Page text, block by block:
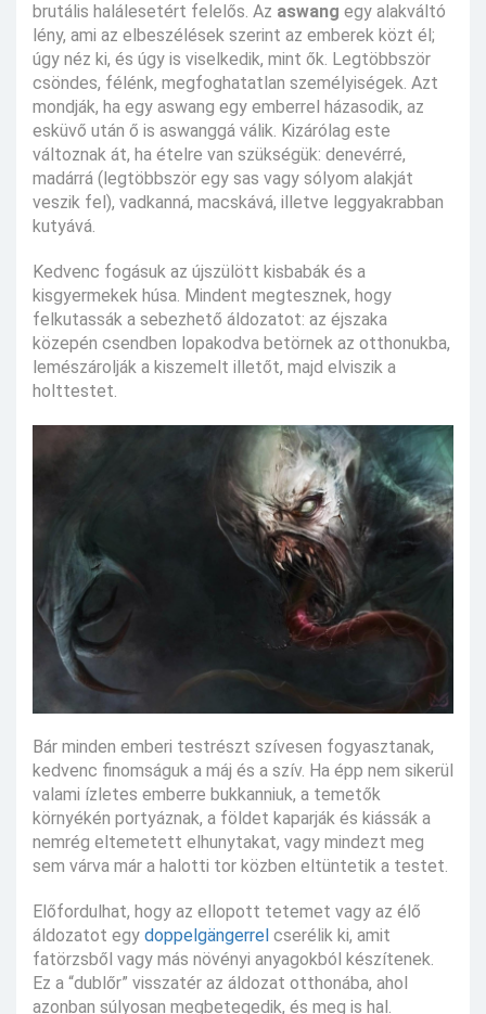
brutális halálesetért felelős. Az aswang egy alakváltó
lény, ami az elbeszélések szerint az emberek közt él;
úgy néz ki, és úgy is viselkedik, mint ők. Legtöbbször
csöndes, félénk, megfoghatatlan személyiségek. Azt
mondják, ha egy aswang egy emberrel házasodik, az
esküvő után ő is aswanggá válik. Kizárólag este
változnak át, ha ételre van szükségük: denevérré,
madárrá (legtöbbször egy sas vagy sólyom alakját
veszik fel), vadkanná, macskává, illetve leggyakrabban
kutyává.
Kedvenc fogásuk az újszülött kisbabák és a
kisgyermekek húsa. Mindent megtesznek, hogy
felkutassák a sebezhető áldozatot: az éjszaka
közepén csendben lopakodva betörnek az otthonukba,
lemészárolják a kiszemelt illetőt, majd elviszik a
holttestet.
Bár minden emberi testrészt szívesen fogyasztanak,
kedvenc finomságuk a máj és a szív. Ha épp nem sikerül
valami ízletes emberre bukkanniuk, a temetők
környékén portyáznak, a földet kaparják és kiássák a
nemrég eltemetett elhunytakat, vagy mindezt meg
sem várva már a halotti tor közben eltüntetik a testet.
Előfordulhat, hogy az ellopott tetemet vagy az élő
áldozatot egy doppelgängerrel cserélik ki, amit
fatörzsből vagy más növényi anyagokból készítenek.
Ez a “dublőr” visszatér az áldozat otthonába, ahol
azonban súlyosan megbetegedik, és meg is hal.